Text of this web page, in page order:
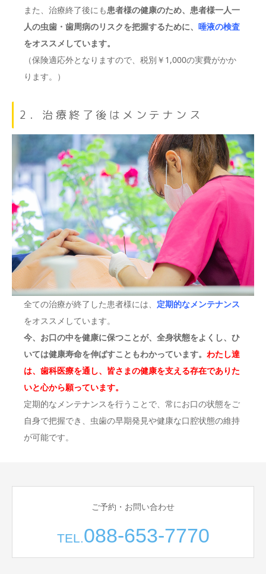
また、治療終了後にも患者様の健康のため、患者様一人一
人の虫歯・歯周病のリスクを把握するために、唾液の検査
をオススメしています。
（保険適応外となりますので、税別￥1,000の実費がかか
ります。）
2．治療終了後はメンテナンス
全ての治療が終了した患者様には、 定期的なメンテナンス
をオススメしています。
今、お口の中を健康に保つことが、全身状態をよくし、ひ
いては健康寿命を伸ばすこともわかっています。わたし達
は、歯科医療を通し、皆さまの健康を支える存在でありた
いと心から願っています。
定期的なメンテナンスを行うことで、常にお口の状態をご
自身で把握でき、虫歯の早期発見や健康な口腔状態の維持
が可能です。
ご予約・お問い合わせ
TEL.088-653-7770